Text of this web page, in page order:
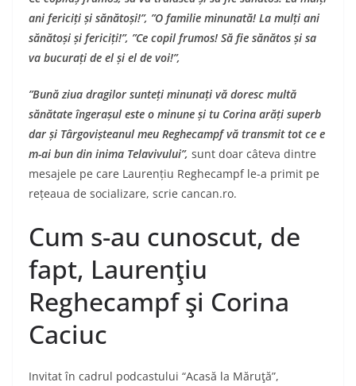
ani fericiți și sănătoși!”, ”O familie minunată! La mulți ani
sănătoși și fericiți!”, ”Ce copil frumos! Să fie sănătos și sa
va bucurați de el și el de voi!”,
”Bună ziua dragilor sunteți minunați vă doresc multă
sănătate îngerașul este o minune și tu Corina arăți superb
dar și Târgovișteanul meu Reghecampf vă transmit tot ce e
m-ai bun din inima Telavivului”, sunt doar câteva dintre
mesajele pe care Laurențiu Reghecampf le-a primit pe
rețeaua de socializare, scrie cancan.ro.
Cum s-au cunoscut, de
fapt, Laurenţiu
Reghecampf şi Corina
Caciuc
Invitat în cadrul podcastului “Acasă la Măruţă”,